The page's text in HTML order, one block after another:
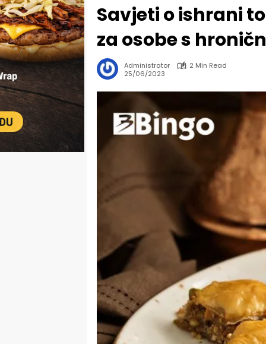
Savjeti o ishrani
za osobe s
Administrator
2 Min Read
25/06/2023